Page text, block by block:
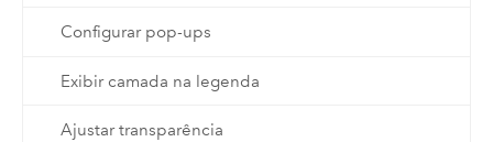
Configurar pop-ups
Exibir camada na legenda
Ajustar transparência